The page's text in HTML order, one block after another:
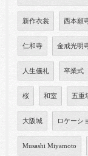
新作衣裳 西本願
仁和寺 金戒光明
人生儀礼 卒業式
桜 和室 五重
大阪城 ロケーシ
Musashi Miyamoto